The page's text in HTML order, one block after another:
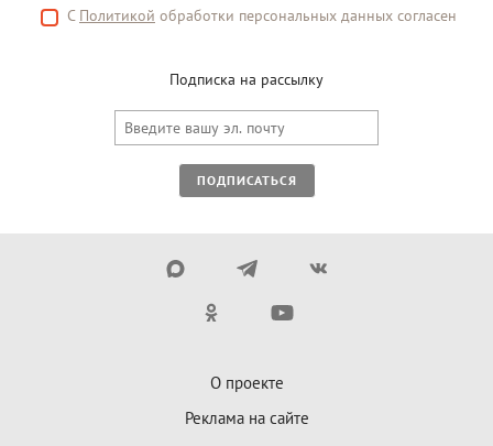
С Политикой обработки персональных данных согласен
Подписка на рассылку
ПОДПИСАТЬСЯ
О проекте
Реклама на сайте